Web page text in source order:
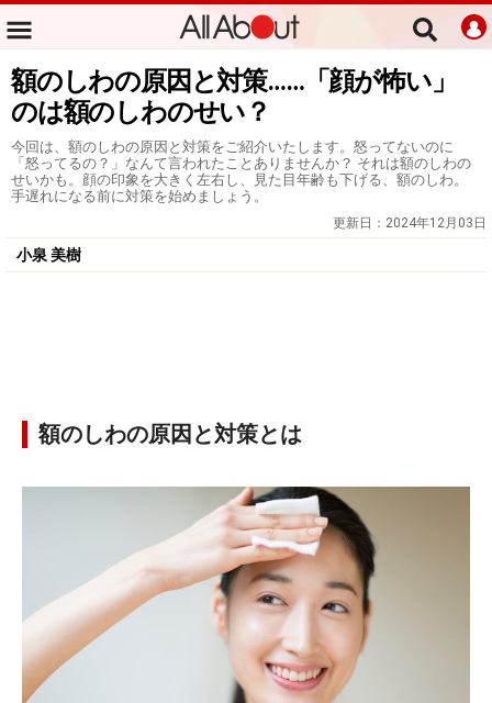
額のしわの原因と対策……「顔が怖い」
のは額のしわのせい？
今回は、額のしわの原因と対策をご紹介いたします。怒ってないのに
「怒ってるの？」なんて言われたことありませんか？ それは額のしわの
せいかも。顔の印象を大きく左右し、見た目年齢も下げる、額のしわ。
手遅れになる前に対策を始めましょう。
更新日： 2024年12月03日
小泉 美樹
額のしわの原因と対策とは